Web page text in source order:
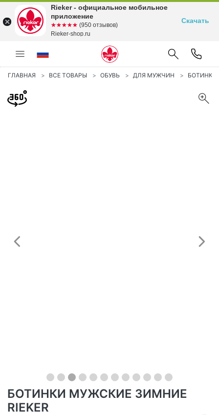
ГЛАВНАЯ ВСЕ ТОВАРЫ ОБУВЬ ДЛЯ МУЖЧИН БОТИНКИ
Предыдущий
БОТИНКИ МУЖСКИЕ ЗИМНИЕ
RIEKER
Rieker - официальное мобильное
приложение
☆☆☆☆☆
★★★★★ (950 отзывов)
Rieker-shop.ru
Скачать